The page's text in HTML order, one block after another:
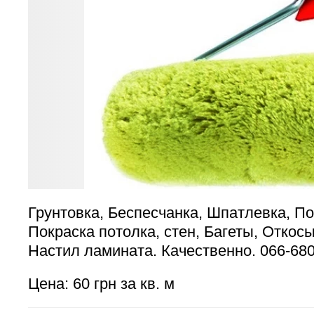
Грунтовка, Беспесчанка, Шпатлевка,
Покраска потолка, стен, Багеты,
Настил ламината. Качественно. 066-
Цена: 60 грн за кв. м